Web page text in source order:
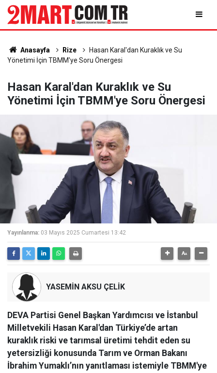
Anasayfa Rize
Hasan Karal'dan Kuraklık ve Su
Yönetimi İçin TBMM'ye Soru Önergesi
Hasan Karal'dan Kuraklık ve Su
Yönetimi İçin TBMM'ye Soru Önergesi
Yayınlanma: 03 Mayıs 2025 Cumartesi 13:42
YASEMİN AKSU ÇELİK
DEVA Partisi Genel Başkan Yardımcısı ve İstanbul
Milletvekili Hasan Karal'dan Türkiye’de artan
kuraklık riski ve tarımsal üretimi tehdit eden su
yetersizliği konusunda Tarım ve Orman Bakanı
İbrahim Yumaklı’nın yanıtlaması istemiyle TBMM'ye